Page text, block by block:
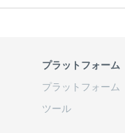
プラットフォーム
プラットフォーム
ツール